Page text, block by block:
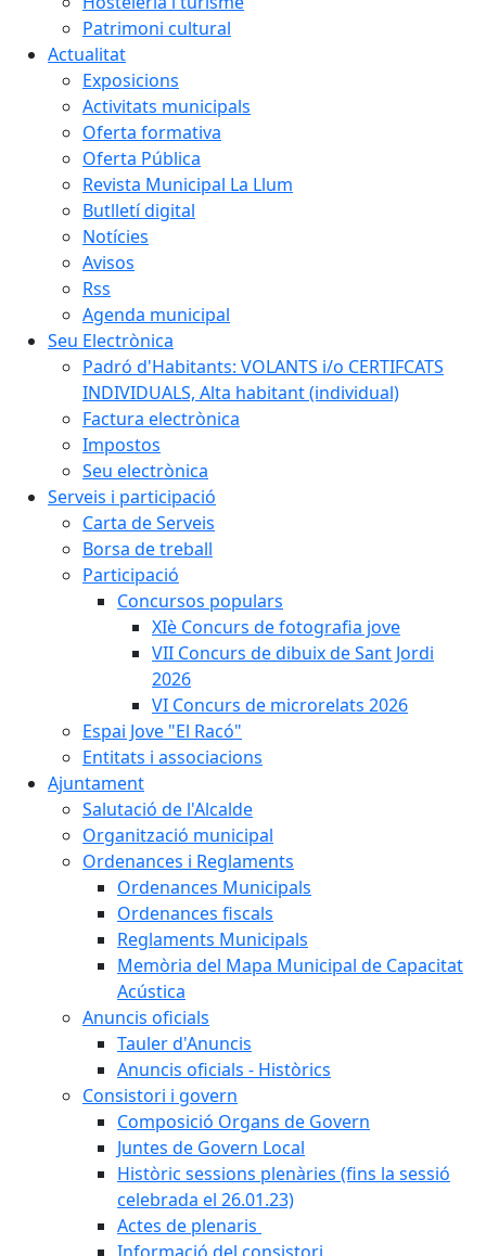
Patrimoni cultural
Actualitat
Exposicions
Activitats municipals
Oferta formativa
Oferta Pública
Revista Municipal La Llum
Butlletí digital
Notícies
Avisos
Rss
Agenda municipal
Seu Electrònica
Padró d'Habitants: VOLANTS i/o CERTIFCATS
INDIVIDUALS, Alta habitant (individual)
Factura electrònica
Impostos
Seu electrònica
Serveis i participació
Carta de Serveis
Borsa de treball
Participació
Concursos populars
XIè Concurs de fotografia jove
VII Concurs de dibuix de Sant Jordi
2026
VI Concurs de microrelats 2026
Espai Jove "El Racó"
Entitats i associacions
Ajuntament
Salutació de l'Alcalde
Organització municipal
Ordenances i Reglaments
Ordenances Municipals
Ordenances fiscals
Reglaments Municipals
Memòria del Mapa Municipal de Capacitat
Acústica
Anuncis oficials
Tauler d'Anuncis
Anuncis oficials - Històrics
Consistori i govern
Composició Organs de Govern
Juntes de Govern Local
Històric sessions plenàries (fins la sessió
celebrada el 26.01.23)
Actes de plenaris